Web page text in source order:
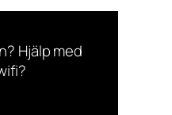
Hjälp med